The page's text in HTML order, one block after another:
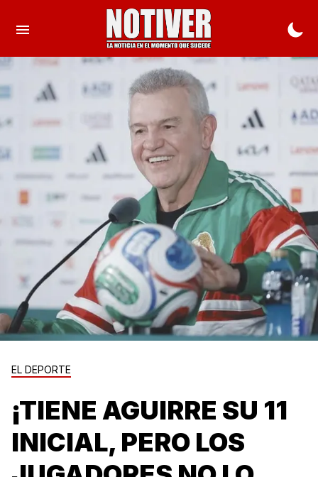
EL DEPORTE
¡TIENE AGUIRRE SU 11
INICIAL, PERO LOS